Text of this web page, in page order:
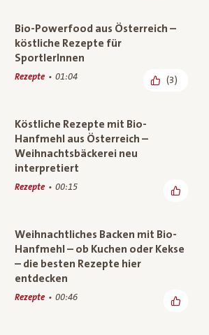
Bio-Powerfood aus Österreich –
köstliche Rezepte für
SportlerInnen
Rezepte 01:04 (3)
Köstliche Rezepte mit Bio-
Hanfmehl aus Österreich –
Weihnachtsbäckerei neu
interpretiert
Rezepte 00:15
Weihnachtliches Backen mit Bio-
Hanfmehl – ob Kuchen oder Kekse
– die besten Rezepte hier
entdecken
Rezepte 00:46